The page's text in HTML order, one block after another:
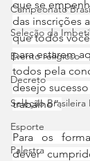
Campeonato
Seleção da
Evento religioso
Decreto
Seleção Brasileira
Esporte
Palestra
que se
das inscrições
que todos
para estarem
todos pela
desejo
trabalho”.
Para os
dever